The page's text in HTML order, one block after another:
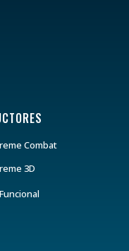
Combat
3D